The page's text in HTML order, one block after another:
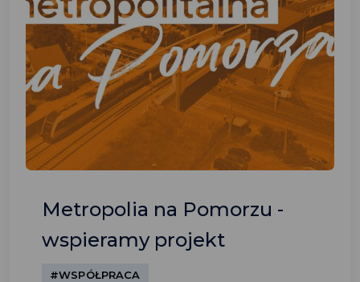
Metropolia na Pomorzu -
wspieramy projekt
#WSPÓŁPRACA